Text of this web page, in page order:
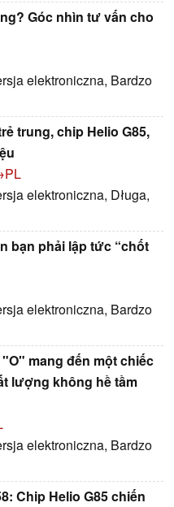
Góc nhìn tư vấn cho
elektroniczna, Bardzo
trung, chip Helio G85,
elektroniczna, Długa,
bạn phải lập tức “chốt
elektroniczna, Bardzo
mang đến một chiếc
lượng không hề tầm
elektroniczna, Bardzo
Chip Helio G85 chiến